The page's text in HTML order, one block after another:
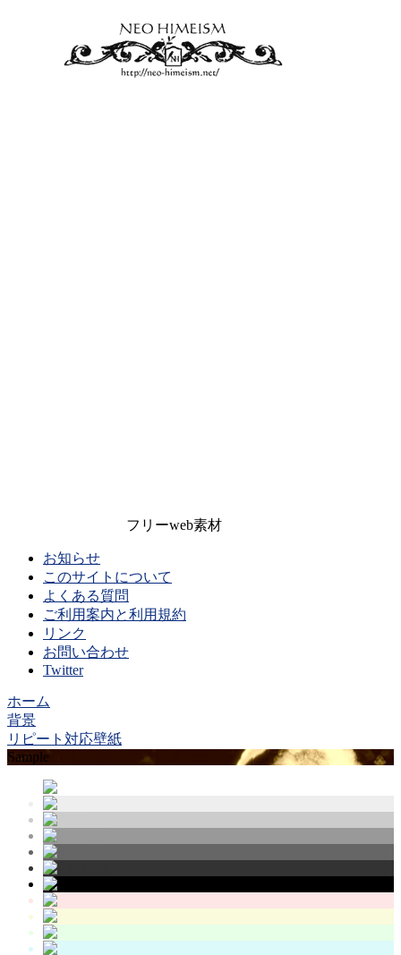
フリーweb素材
お知らせ
このサイトについて
よくある質問
ご利用案内と利用規約
リンク
お問い合わせ
Twitter
ホーム
背景
リピート対応壁紙
Sample